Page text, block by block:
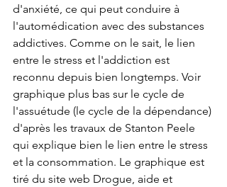
d'anxiété, ce qui peut conduire à
l'automédication avec des substances
addictives. Comme on le sait, le lien
entre le stress et l'addiction est
reconnu depuis bien longtemps. Voir
graphique plus bas sur le cycle de
l'assuétude (le cycle de la dépendance)
d'après les travaux de Stanton Peele
qui explique bien le lien entre le stress
et la consommation. Le graphique est
tiré du site web Drogue, aide et